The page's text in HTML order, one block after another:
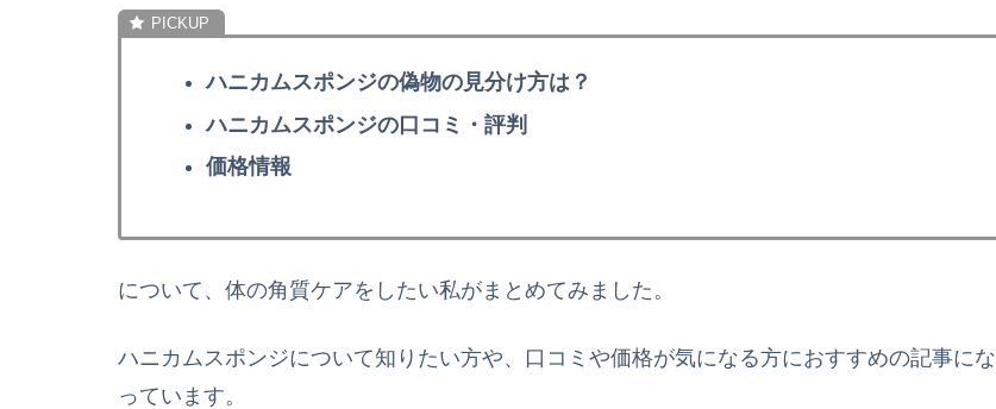
ハニカムスポンジの偽物の見分け方は？
ハニカムスポンジの口コミ・評判
価格情報
について、体の角質ケアをしたい私がまとめてみました。
ハニカムスポンジについて知りたい方や、口コミや価格が気になる方におすすめの記事にな
っています。